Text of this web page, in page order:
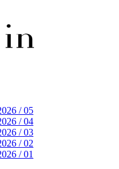
/ 05
/ 04
/ 03
/ 02
/ 01